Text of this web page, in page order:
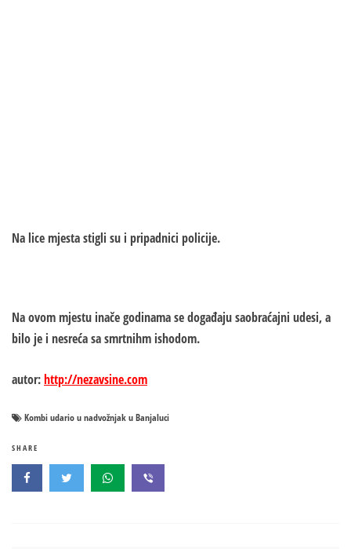
Na lice mjesta stigli su i pripadnici policije.
Na ovom mjestu inače godinama se događaju saobraćajni udesi, a
bilo je i nesreća sa smrtnihm ishodom.
autor:http://nezavsine.com
Kombi udario u nadvožnjak u Banjaluci
SHARE